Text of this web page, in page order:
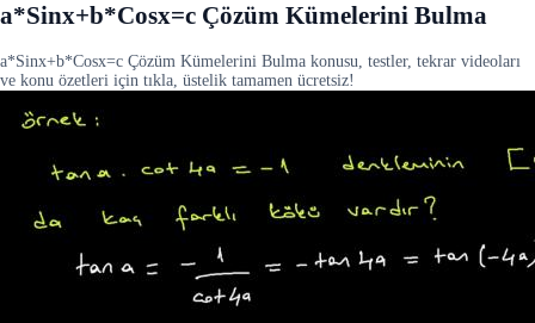
a*Sinx+b*Cosx=c Çözüm Kümelerini Bulma
a*Sinx+b*Cosx=c Çözüm Kümelerini Bulma konusu, testler, tekrar videoları
ve konu özetleri için tıkla, üstelik tamamen ücretsiz!